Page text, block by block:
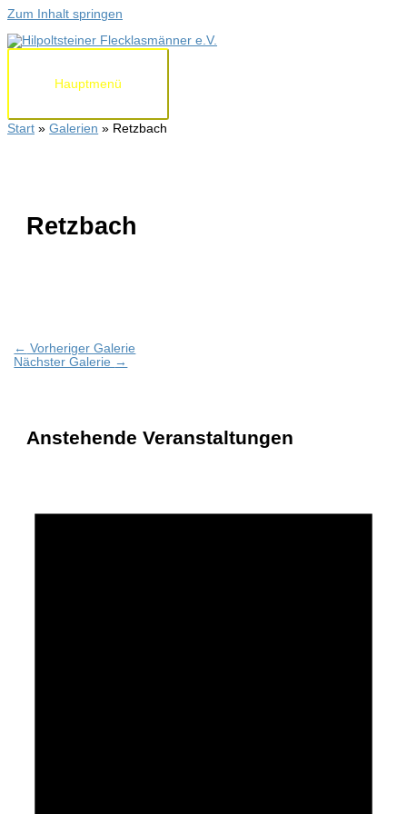
Zum Inhalt springen
Hauptmenü
Start Galerien Retzbach
Retzbach
← Vorheriger Galerie
Nächster Galerie →
Anstehende Veranstaltungen